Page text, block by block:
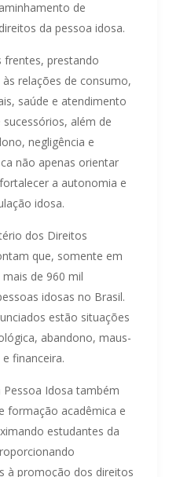
de
da pessoa idosa.
prestando
relações de consumo,
saúde e atendimento
além de
negligência e
não apenas orientar
a autonomia e
idosa.
dos Direitos
que, somente em
de 960 mil
idosas no Brasil.
estão situações
abandono, maus-
financeira.
Idosa também
formação acadêmica e
estudantes da
à promoção dos direitos